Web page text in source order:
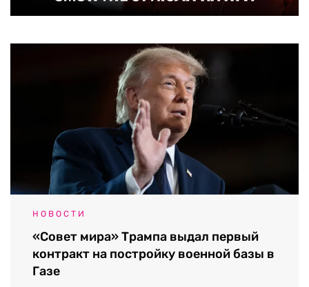
НОВОСТИ
«Совет мира» Трампа выдал первый
контракт на постройку военной базы в
Газе